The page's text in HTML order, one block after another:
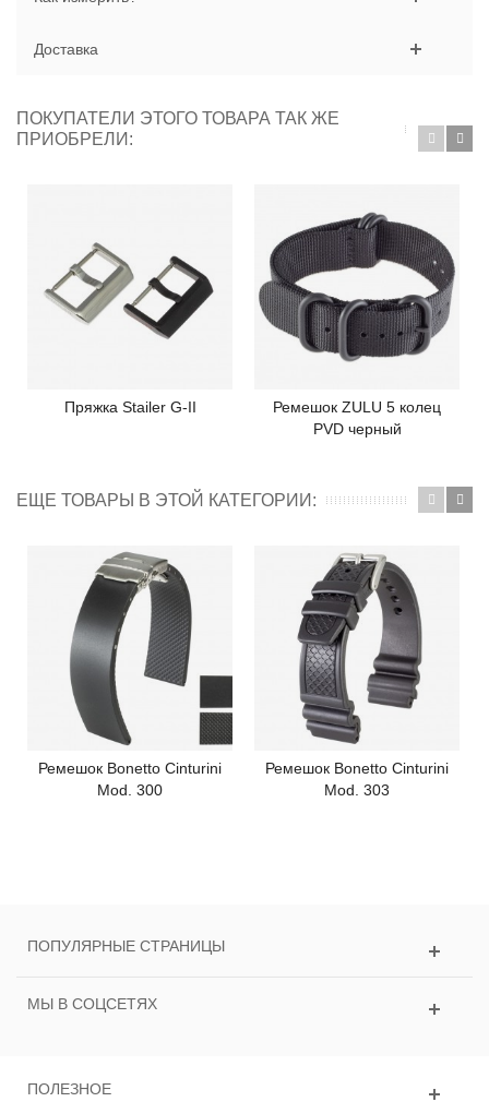
Доставка
ПОКУПАТЕЛИ ЭТОГО ТОВАРА ТАК ЖЕ
ПРИОБРЕЛИ:
Пряжка Stailer G-II
Ремешок ZULU 5 колец
PVD черный
ЕЩЕ ТОВАРЫ В ЭТОЙ КАТЕГОРИИ:
Ремешок Bonetto Cinturini
Mod. 300
Ремешок Bonetto Cinturini
Mod. 303
ПОПУЛЯРНЫЕ СТРАНИЦЫ
МЫ В СОЦСЕТЯХ
ПОЛЕЗНОЕ